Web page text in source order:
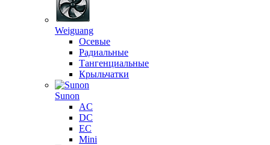
Weiguang
Осевые
Радиальные
Тангенциальные
Крыльчатки
Sunon
AC
DC
EC
Mini